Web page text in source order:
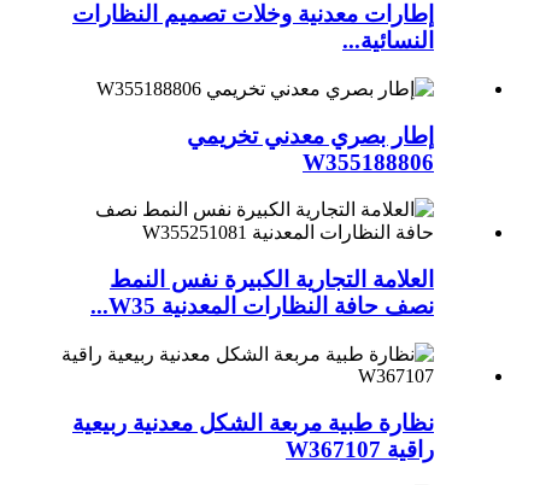
إطارات معدنية وخلات تصميم النظارات
النسائية...
إطار بصري معدني تخريمي
W355188806
العلامة التجارية الكبيرة نفس النمط
نصف حافة النظارات المعدنية W35...
نظارة طبية مربعة الشكل معدنية ربيعية
راقية W367107